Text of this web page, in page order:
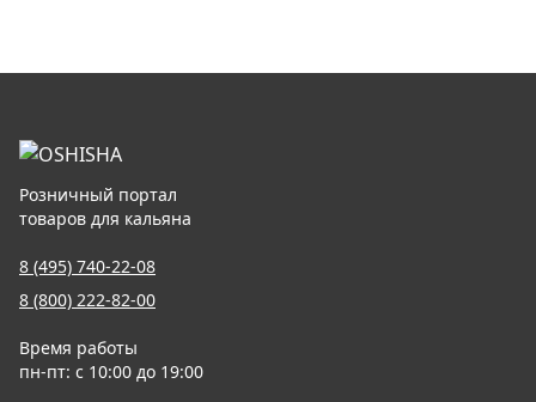
Розничный портал
товаров для кальяна
8 (495) 740-22-08
8 (800) 222-82-00
Время работы
пн-пт: с 10:00 до 19:00